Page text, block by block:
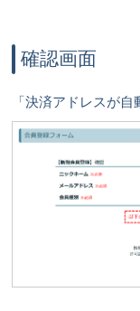
確認画面
「決済アドレスが